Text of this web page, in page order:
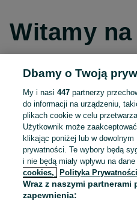
Witamy na
Kontynuuj
Kontynuuj
Kontynuuj
Dbamy o Twoją
My i nasi447 partnerzy
do informacji na urządzeniu,
plikach cookie w celu
Użytkownik może
klikając poniżej lub w
prywatności. Te wybory będą
i nie będą miały wpływu na
cookies,
Polityka Prywatności
Wraz z naszymi partnerami
zapewnienia: